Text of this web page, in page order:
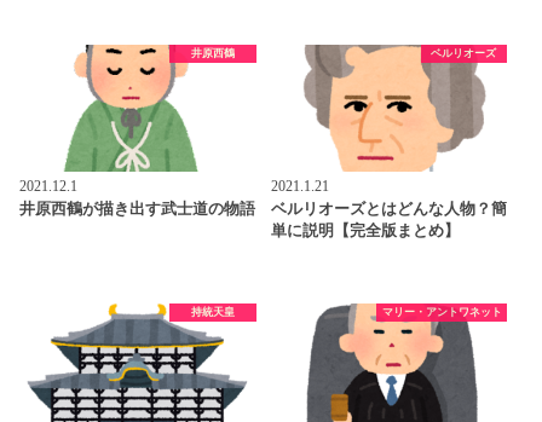
井原西鶴
2021.12.1
井原西鶴が描き出す武士道の物語
ベルリオーズ
2021.1.21
ベルリオーズとはどんな人物？簡
単に説明【完全版まとめ】
持統天皇 マリー・アントワネット